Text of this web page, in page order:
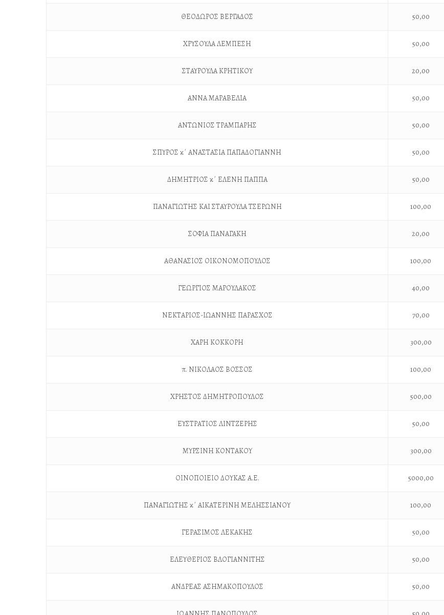
ΘΕΟΔΩΡΟΣ ΒΕΡΓΑΔΟΣ 50,00
ΧΡΥΣΟΥΛΑ ΛΕΜΠΕΣΗ 50,00
ΣΤΑΥΡΟΥΛΑ ΚΡΗΤΙΚΟΥ 20,00
ΑΝΝΑ ΜΑΡΑΒΕΛΙΑ 50,00
ΑΝΤΩΝΙΟΣ ΤΡΑΜΠΑΡΗΣ 50,00
ΣΠΥΡΟΣ κ΄ ΑΝΑΣΤΑΣΙΑ ΠΑΠΑΔΟΓΙΑΝΝΗ 50,00
ΔΗΜΗΤΡΙΟΣ κ΄ ΕΛΕΝΗ ΠΑΠΠΑ 50,00
ΠΑΝΑΓΙΩΤΗΣ ΚΑΙ ΣΤΑΥΡΟΥΛΑ ΤΣΕΡΩΝΗ 100,00
ΣΟΦΙΑ ΠΑΝΑΓΑΚΗ 20,00
ΑΘΑΝΑΣΙΟΣ ΟΙΚΟΝΟΜΟΠΟΥΛΟΣ 100,00
ΓΕΩΡΓΙΟΣ ΜΑΡΟΥΛΑΚΟΣ 40,00
ΝΕΚΤΑΡΙΟΣ-ΙΩΑΝΝΗΣ ΠΑΡΑΣΧΟΣ 70,00
ΧΑΡΗ ΚΟΚΚΟΡΗ 300,00
π. ΝΙΚΟΛΑΟΣ ΒΟΣΣΟΣ 100,00
ΧΡΗΣΤΟΣ ΔΗΜΗΤΡΟΠΟΥΛΟΣ 500,00
ΕΥΣΤΡΑΤΙΟΣ ΛΙΝΤΖΕΡΗΣ 50,00
ΜΥΡΣΙΝΗ ΚΟΝΤΑΚΟΥ 300,00
ΟΙΝΟΠΟΙΕΙΟ ΔΟΥΚΑΣ Α.Ε. 5000,00
ΠΑΝΑΓΙΩΤΗΣ κ΄ ΑΙΚΑΤΕΡΙΝΗ ΜΕΛΗΣΣΙΑΝΟΥ 100,00
ΓΕΡΑΣΙΜΟΣ ΛΕΚΑΚΗΣ 50,00
ΕΛΕΥΘΕΡΙΟΣ ΒΛΟΓΙΑΝΝΙΤΗΣ 50,00
ΑΝΔΡΕΑΣ ΑΣΗΜΑΚΟΠΟΥΛΟΣ 50,00